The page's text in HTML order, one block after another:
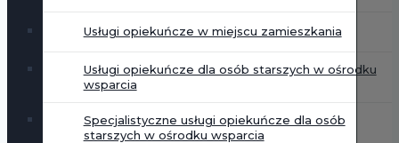
Usługi opiekuńcze w miejscu zamieszkania
Usługi opiekuńcze dla osób starszych w ośrodku
wsparcia
Specjalistyczne usługi opiekuńcze dla osób
starszych w ośrodku wsparcia